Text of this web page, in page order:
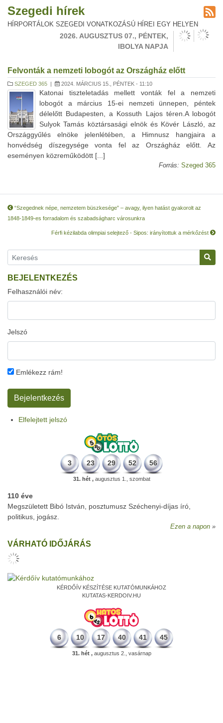
Szegedi hírek
HÍRPORTÁLOK SZEGEDI VONATKOZÁSÚ HÍREI EGY HELYEN
2026. AUGUSZTUS 07., PÉNTEK,
IBOLYA NAPJA
Felvonták a nemzeti lobogót az Országház előtt
SZEGED 365 | 2024. MÁRCIUS 15., PÉNTEK - 11:10
Katonai tiszteletadás mellett vonták fel a nemzeti
lobogót a március 15-ei nemzeti ünnepen, péntek
délelőtt Budapesten, a Kossuth Lajos téren.A lobogót
Sulyok Tamás köztársasági elnök és Kövér László, az
Országgyűlés elnöke jelenlétében, a Himnusz hangjaira a
honvédség díszegysége vonta fel az Országház előtt. Az
eseményen közreműködött [...]
Forrás: Szeged 365
“Szegednek népe, nemzetem büszkesége” – avagy, ilyen hatást gyakorolt az
1848-1849-es forradalom és szabadságharc városunkra
Férfi kézilabda olimpiai selejtező - Sipos: irányítottuk a mérkőzést
BEJELENTKEZÉS
Felhasználói név:
Jelszó
Emlékezz rám!
Elfelejtett jelszó
3 23 29 52 56
31. hét ,augusztus 1., szombat
110 éve
Megszületett Bibó István, posztumusz Széchenyi-díjas író,
politikus, jogász.
Ezen a napon
VÁRHATÓ IDŐJÁRÁS
KÉRDŐÍV KÉSZÍTÉSE KUTATÓMUNKÁHOZ
KUTATAS-KERDOIV.HU
6 10 17 40 41 45
31. hét ,augusztus 2., vasárnap